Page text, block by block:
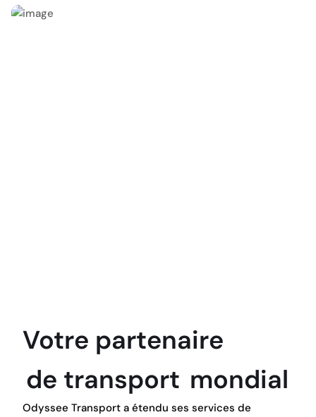
Votre partenaire
de transport mondial
Odyssee Transport a étendu ses services de